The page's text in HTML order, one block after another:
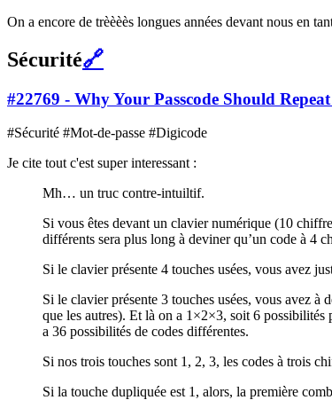
On a encore de trèèèès longues années devant nous en
Sécurité🔗
#22769 - Why Your Passcode Should
#Sécurité #Mot-de-passe #Digicode
Je cite tout c'est super interessant :
Mh… un truc contre-intuiltif.
Si vous êtes devant un clavier numérique (10
différents sera plus long à deviner qu’un code à 4
Si le clavier présente 4 touches usées, vous avez
Si le clavier présente 3 touches usées, vous avez à
que les autres). Et là on a 1×2×3, soit 6
a 36 possibilités de codes différentes.
Si nos trois touches sont 1, 2, 3, les codes à trois
Si la touche dupliquée est 1, alors, la première